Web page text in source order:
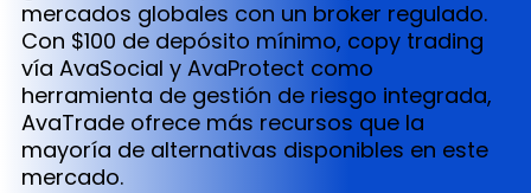
mercados globales con un broker regulado.
Con $100 de depósito mínimo, copy trading
vía AvaSocial y AvaProtect como
herramienta de gestión de riesgo integrada,
AvaTrade ofrece más recursos que la
mayoría de alternativas disponibles en este
mercado.